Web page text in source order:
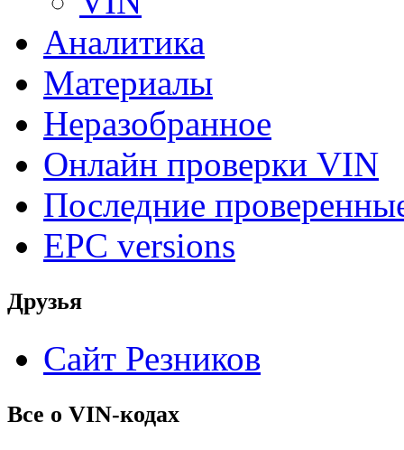
Аналитика
Материалы
Неразобранное
Онлайн проверки VIN
Последние
EPC versions
Друзья
Сайт Резников
Все о VIN-кодах